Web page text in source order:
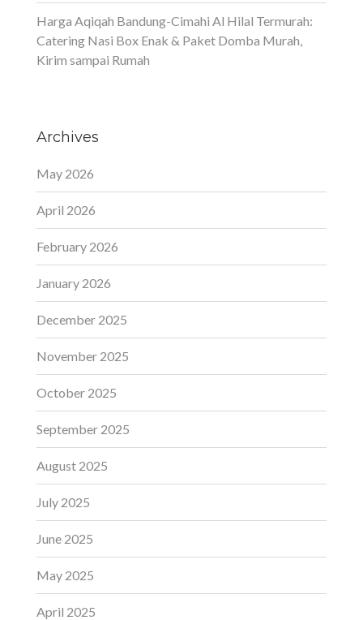
Harga Aqiqah Bandung-Cimahi Al Hilal Termurah:
Catering Nasi Box Enak & Paket Domba Murah,
Kirim sampai Rumah
Archives
May 2026
April 2026
February 2026
January 2026
December 2025
November 2025
October 2025
September 2025
August 2025
July 2025
June 2025
May 2025
April 2025